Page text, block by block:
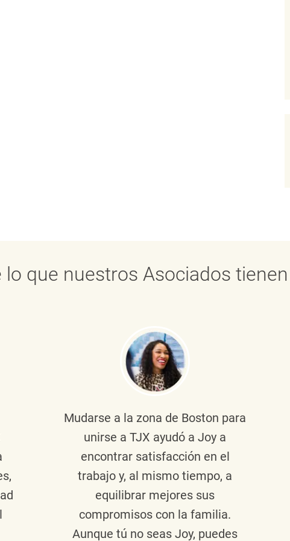
lo que nuestros Asociados
Mudarse a la zona de Boston para
unirse a TJX ayudó a Joy a
encontrar satisfacción en el
trabajo y, al mismo tiempo, a
equilibrar mejores sus
compromisos con la familia.
Aunque tú no seas Joy, puedes